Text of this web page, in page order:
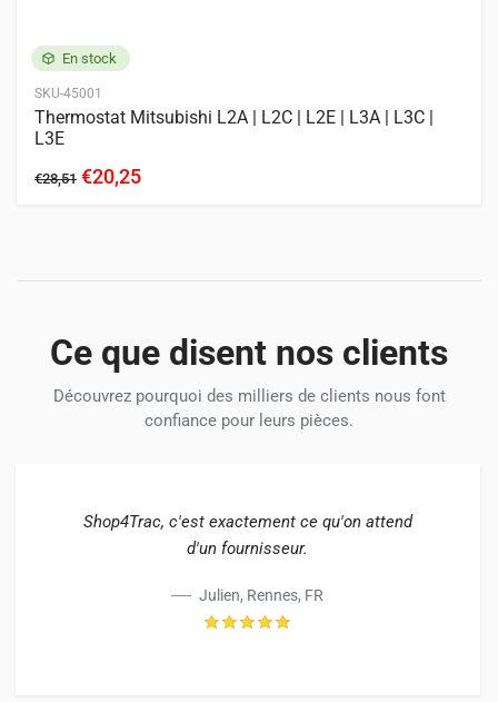
En stock
SKU-45001
Thermostat Mitsubishi L2A | L2C | L2E | L3A | L3C |
L3E
€28,51 €20,25
Ce que disent nos clients
Découvrez pourquoi des milliers de clients nous font
confiance pour leurs pièces.
Shop4Trac, c'est exactement ce qu'on attend
d'un fournisseur.
Julien, Rennes, FR